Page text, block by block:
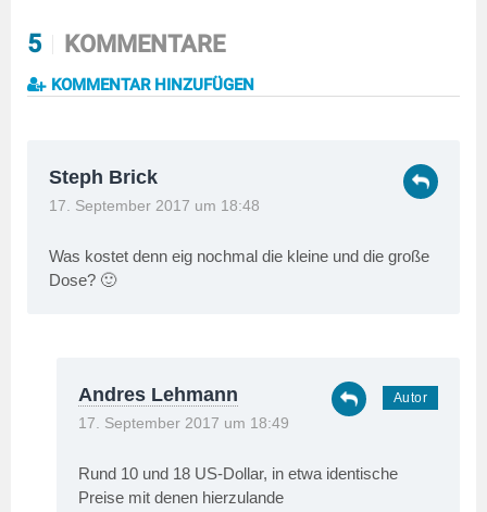
5 KOMMENTARE
KOMMENTAR HINZUFÜGEN
Steph Brick
17. September 2017 um 18:48
Was kostet denn eig nochmal die kleine und die große
Dose? 🙂
Andres Lehmann
17. September 2017 um 18:49
Rund 10 und 18 US-Dollar, in etwa identische
Preise mit denen hierzulande